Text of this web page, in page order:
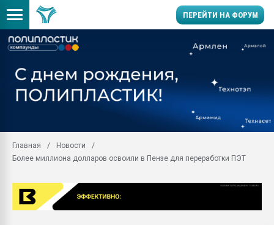
ПЕРЕЙТИ НА ФОРУМ
заводу пластмасс"
28.07.2026
Главная
Новости
Более миллиона долларов освоили в Пензе для переработки ПЭТ